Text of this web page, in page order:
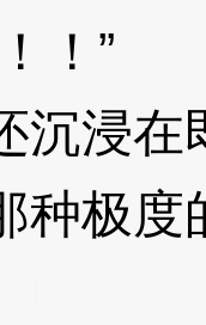
！”
浸在
种极